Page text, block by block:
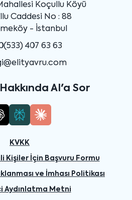
Koçullu Köyü
Caddesi No : 88
- İstanbul
407 63 63
AI'a Sor
KVKK
Kişiler İçin Başvuru Formu
ve İmhası Politikası
Aydınlatma Metni